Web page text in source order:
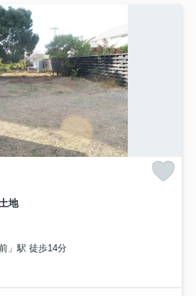
地
」駅 徒歩14分